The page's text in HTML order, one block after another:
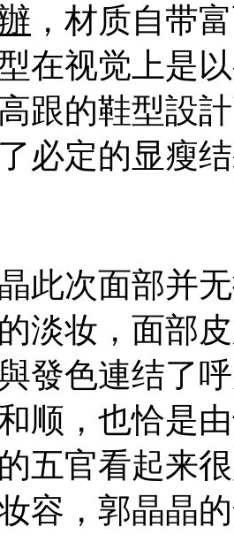
，材质自带
在视觉上是
跟的鞋型設
必定的显瘦
此次面部并
淡妆，面部
發色連结了
顺，也恰是
五官看起来
容，郭晶晶